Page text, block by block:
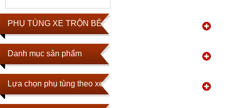
PHỤ TÙNG XE TRỘN BÊ TÔNG
Danh mục sản phẩm
Lựa chọn phụ tùng theo xe